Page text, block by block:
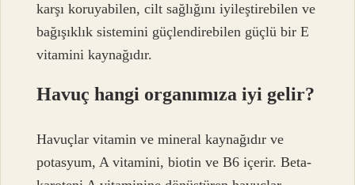
karşı koruyabilen, cilt sağlığını iyileştirebilen ve
bağışıklık sistemini güçlendirebilen güçlü bir E
vitamini kaynağıdır.
Havuç hangi organımıza iyi gelir?
Havuçlar vitamin ve mineral kaynağıdır ve
potasyum, A vitamini, biotin ve B6 içerir. Beta-